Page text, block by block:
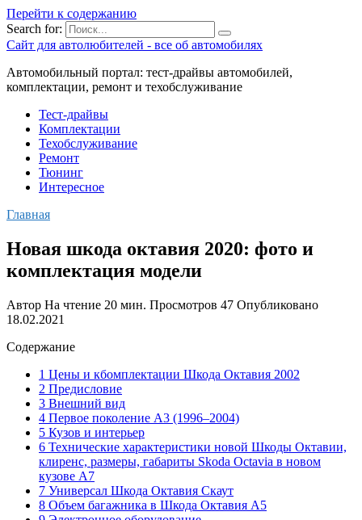
Перейти к содержанию
Search for:
Сайт для автолюбителей - все об автомобилях
Автомобильный портал: тест-драйвы автомобилей,
комплектации, ремонт и техобслуживание
Тест-драйвы
Комплектации
Техобслуживание
Ремонт
Тюнинг
Интересное
Главная
Новая шкода октавия 2020: фото и
комплектация модели
Автор На чтение 20 мин. Просмотров 47 Опубликовано
18.02.2021
Содержание
1 Цены и кбомплектации Шкода Октавия 2002
2 Предисловие
3 Внешний вид
4 Первое поколение A3 (1996–2004)
5 Кузов и интерьер
6 Технические характеристики новой Шкоды Октавии,
клиренс, размеры, габариты Skoda Octavia в новом
кузове A7
7 Универсал Шкода Октавия Скаут
8 Объем багажника в Шкода Октавия А5